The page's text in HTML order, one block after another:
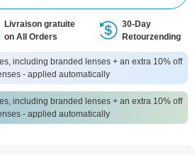
Livraison gratuite
on All Orders
30-Day
Retourzending
including branded lenses + an extra 10% off
- applied automatically
including branded lenses + an extra 10% off
- applied automatically